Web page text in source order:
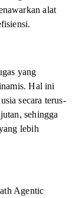
alat
yang
Hal ini
secara terus-
sehingga
lebih
Agentic